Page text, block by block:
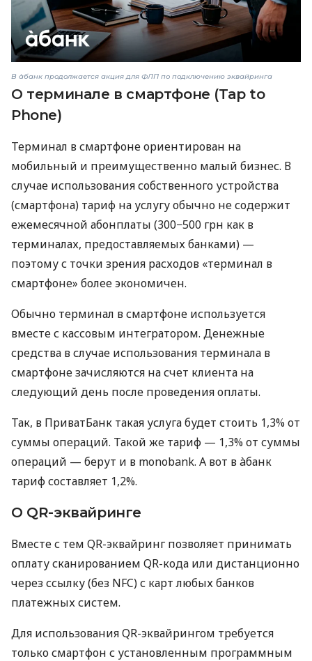
В àбанк продолжается акция для ФЛП по подключению эквайринга
О терминале в смартфоне (Tap to
Phone)
Терминал в смартфоне ориентирован на
мобильный и преимущественно малый бизнес. В
случае использования собственного устройства
(смартфона) тариф на услугу обычно не содержит
ежемесячной абонплаты (300−500 грн как в
терминалах, предоставляемых банками) —
поэтому с точки зрения расходов «терминал в
смартфоне» более экономичен.
Обычно терминал в смартфоне используется
вместе с кассовым интегратором. Денежные
средства в случае использования терминала в
смартфоне зачисляются на счет клиента на
следующий день после проведения оплаты.
Так, в ПриватБанк такая услуга будет стоить 1,3% от
суммы операций. Такой же тариф — 1,3% от суммы
операций — берут и в monobank. А вот в àбанк
тариф составляет 1,2%.
О QR-эквайринге
Вместе с тем QR-эквайринг позволяет принимать
оплату сканированием QR-кода или дистанционно
через ссылку (без NFC) с карт любых банков
платежных систем.
Для использования QR-эквайрингом требуется
только смартфон с установленным программным